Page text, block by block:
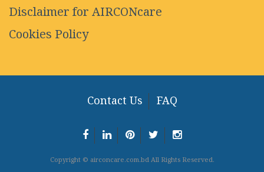
Disclaimer for AIRCONcare
Cookies Policy
Contact Us FAQ
Copyright © airconcare.com.bd All Rights Reserved.